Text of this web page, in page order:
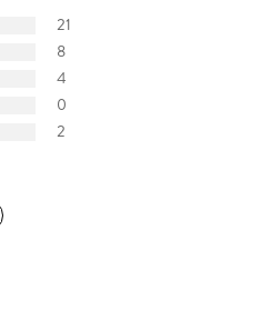
21
8
4
0
2